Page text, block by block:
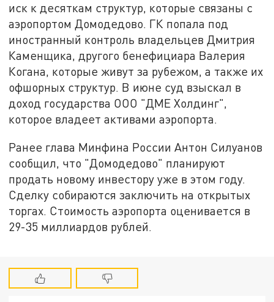
иск к десяткам структур, которые связаны с
аэропортом Домодедово. ГК попала под
иностранный контроль владельцев Дмитрия
Каменщика, другого бенефициара Валерия
Когана, которые живут за рубежом, а также их
офшорных структур. В июне суд взыскал в
доход государства ООО "ДМЕ Холдинг",
которое владеет активами аэропорта.
Ранее глава Минфина России Антон Силуанов
сообщил, что "Домодедово" планируют
продать новому инвестору уже в этом году.
Сделку собираются заключить на открытых
торгах. Стоимость аэропорта оценивается в
29-35 миллиардов рублей.